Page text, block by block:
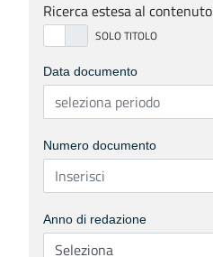
Ricerca estesa al contenuto
Data documento
Numero documento
Anno di redazione